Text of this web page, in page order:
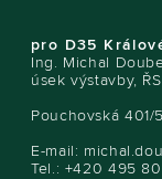
pro D35
Ing. Michal
úsek výstavby,
Pouchovská 401/
E-mail:
Tel.: +420 495